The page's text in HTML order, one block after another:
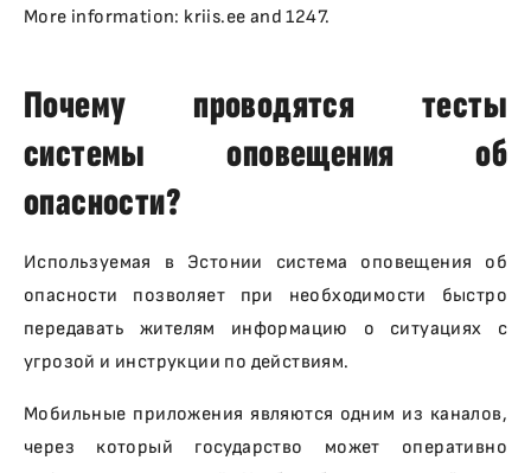
More information: kriis.ee and 1247.
Почему проводятся тесты
системы оповещения об
опасности?
Используемая в Эстонии система оповещения об
опасности позволяет при необходимости быстро
передавать жителям информацию о ситуациях с
угрозой и инструкции по действиям.
Мобильные приложения являются одним из каналов,
через который государство может оперативно